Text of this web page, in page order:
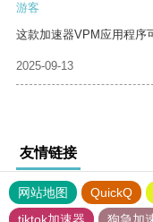
游客
这款加速器VPM应用程序
2025-09-13
友情链接
网站地图 QuickQ